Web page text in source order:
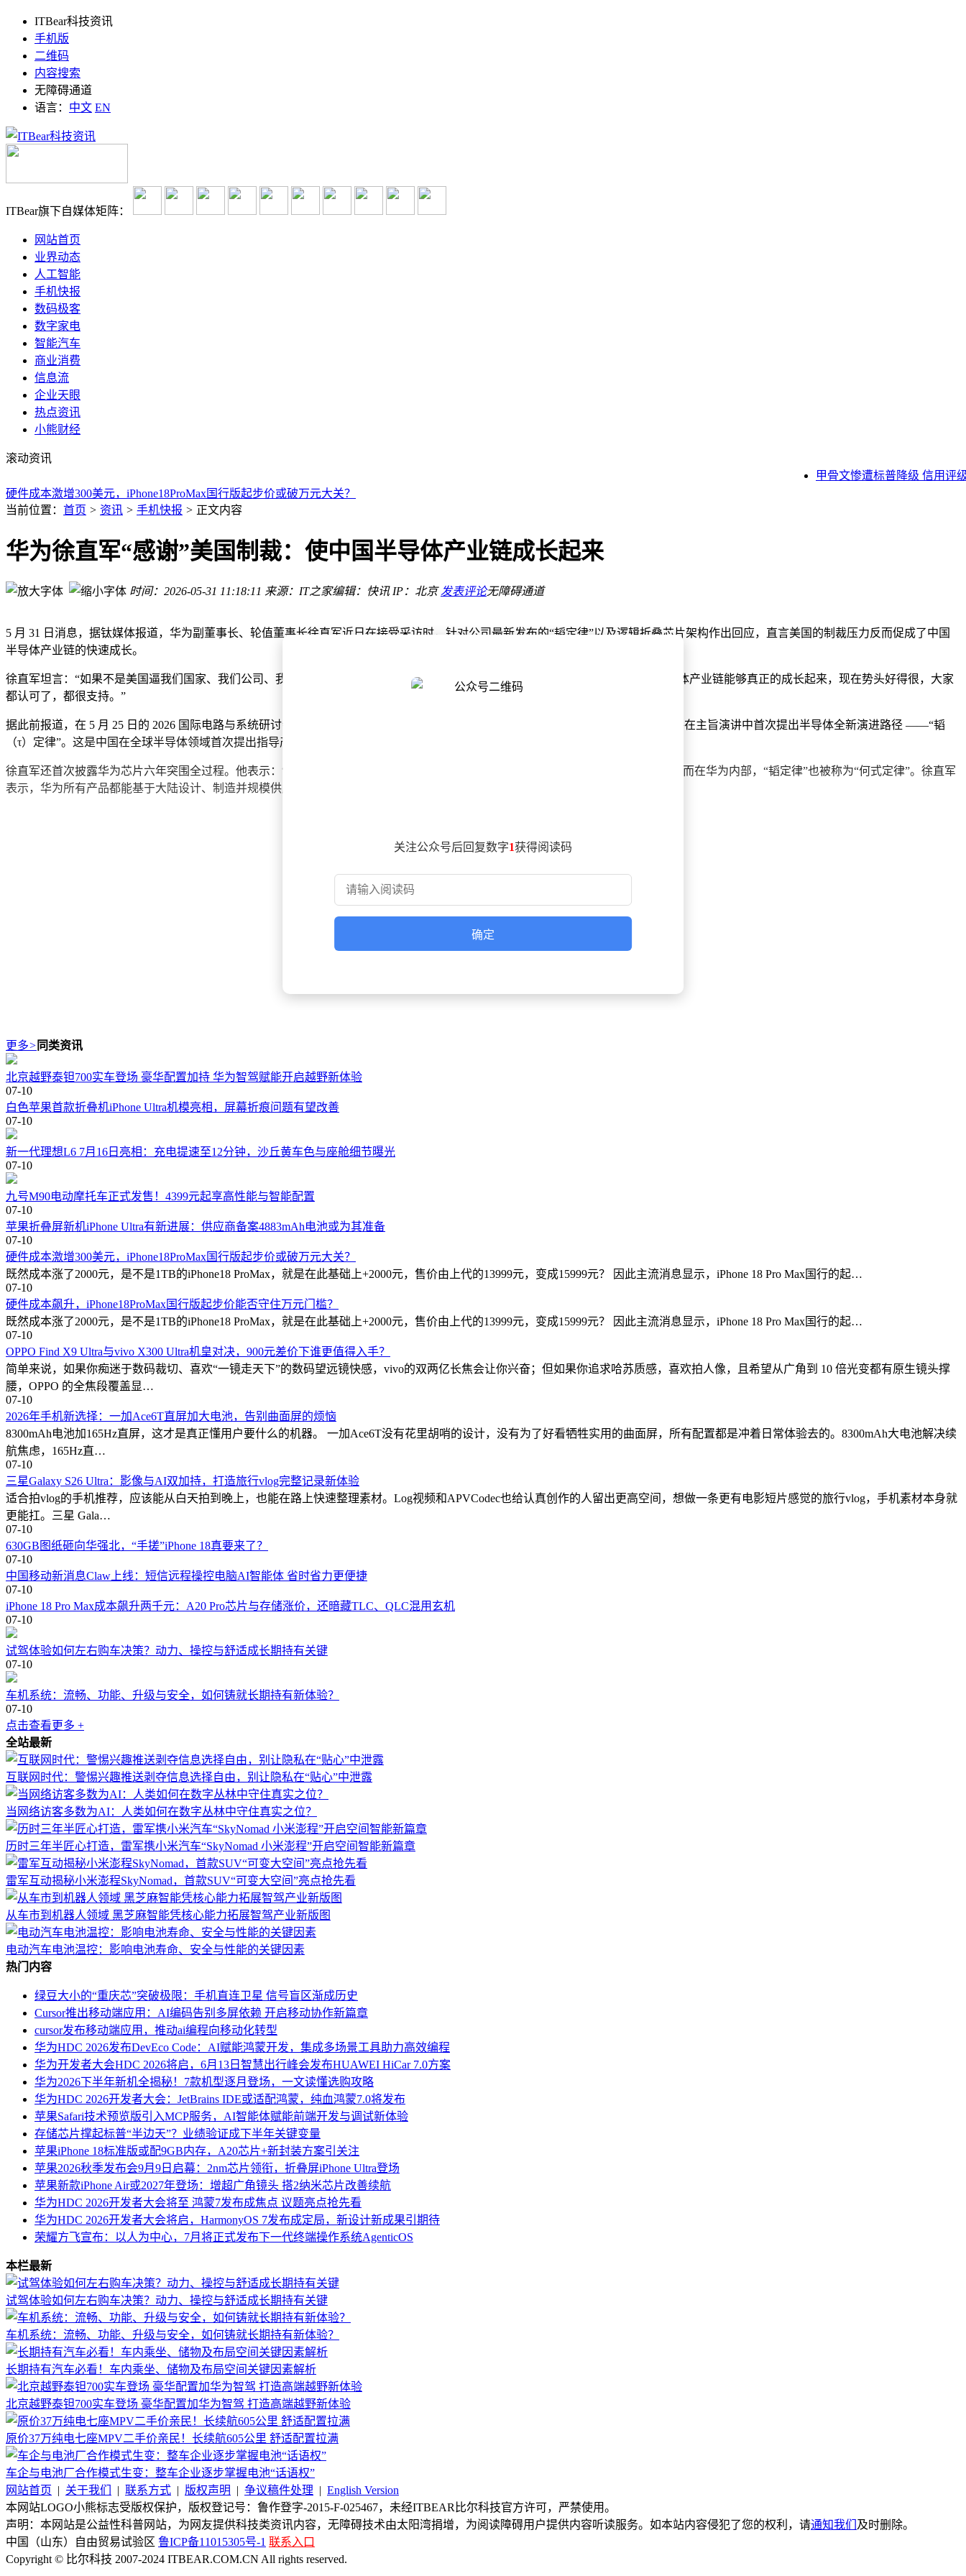
ITBear科技资讯
手机版
二维码
内容搜索
无障碍通道
语言： 中文 EN
ITBear旗下自媒体矩阵：
网站首页
业界动态
人工智能
手机快报
数码极客
数字家电
智能汽车
商业消费
信息流
企业天眼
热点资讯
小熊财经
滚动资讯
甲骨文惨遭标普降级 信用评级
九号M90电动摩托车正式发售！4399元起享高性能与智能配置
硬件成本激增300美元，iPhone18ProMax国行版起步价或破万元大关？
硬件成本飙升，iPhone18ProMax国行版起步价能否守住万元门槛？
2026年手机新选择：一加Ace6T直屏加大电池，告别曲面屏的烦恼
三星Galaxy S26 Ultra：影像与AI双加持，打造旅行vlog完整记录新体验
630GB图纸砸向华强北，“手搓”iPhone 18真要来了？
中国移动新消息Claw上线：短信远程操控电脑AI智能体 省时省力更便捷
九号M90电动摩托车正式发售！4399元起享高性能与智能配置
当前位置： 首页 > 资讯 > 手机快报 > 正文内容
华为徐直军“感谢”美国制裁：使中国半导体产业链成长起来
时间：2026-05-31 11:18:11 来源：IT之家编辑：快讯 IP：北京 发表评论无障碍通道
5 月 31 日消息，据钛媒体报道，华为副董事长、轮值董事长徐直军近日在接受采访时，针对公司最新发布的“韬定律”以及逻辑折叠芯片架构作出回应，直言美国的制裁压力反而促成了中国
半导体产业链的快速成长。
徐直军坦言：“如果不是美国逼我们国家、我们公司、我们产业界，不可能要干一件这样的事，但是也感谢美国，使得我们国家的半导体产业链能够真正的成长起来，现在势头好得很，大家
都认可了，都很支持。”
据此前报道，在 5 月 25 日的 2026 国际电路与系统研讨会上，华为公司董事、半导体业务部总裁何庭波时隔 7 年再次回到公众视野，并在主旨演讲中首次提出半导体全新演进路径 ——“韬
（τ）定律”。这是中国在全球半导体领域首次提出指导产业发展的新原则。
徐直军还首次披露华为芯片六年突围全过程。他表示：“海思在华为是成本中心，不要挣钱，只要华为活得下来，海思就会活得下来。”而在华为内部，“韬定律”也被称为“何式定律”。徐直军
表示，华为所有产品都能基于大陆设计、制造并规模供应，真正实现彻底不依赖。
关注公众号后回复数字1获得阅读码
确定
更多> 同类资讯
北京越野泰钽700实车登场 豪华配置加持 华为智驾赋能开启越野新体验
07-10
白色苹果首款折叠机iPhone Ultra机模亮相，屏幕折痕问题有望改善
07-10
新一代理想L6 7月16日亮相：充电提速至12分钟，沙丘黄车色与座舱细节曝光
07-10
九号M90电动摩托车正式发售！4399元起享高性能与智能配置
07-10
苹果折叠屏新机iPhone Ultra有新进展：供应商备案4883mAh电池或为其准备
07-10
硬件成本激增300美元，iPhone18ProMax国行版起步价或破万元大关？
既然成本涨了2000元，是不是1TB的iPhone18 ProMax，就是在此基础上+2000元，售价由上代的13999元，变成15999元？ 因此主流消息显示，iPhone 18 Pro Max国行的起…
07-10
硬件成本飙升，iPhone18ProMax国行版起步价能否守住万元门槛？
既然成本涨了2000元，是不是1TB的iPhone18 ProMax，就是在此基础上+2000元，售价由上代的13999元，变成15999元？ 因此主流消息显示，iPhone 18 Pro Max国行的起…
07-10
OPPO Find X9 Ultra与vivo X300 Ultra机皇对决，900元差价下谁更值得入手？
简单来说，如果你痴迷于数码裁切、喜欢“一镜走天下”的数码望远镜快感，vivo的双两亿长焦会让你兴奋；但如果你追求哈苏质感，喜欢拍人像，且希望从广角到 10 倍光变都有原生镜头撑
腰，OPPO 的全焦段覆盖显…
07-10
2026年手机新选择：一加Ace6T直屏加大电池，告别曲面屏的烦恼
8300mAh电池加165Hz直屏，这才是真正懂用户要什么的机器。 一加Ace6T没有花里胡哨的设计，没有为了好看牺牲实用的曲面屏，所有配置都是冲着日常体验去的。8300mAh大电池解决续
航焦虑，165Hz直…
07-10
三星Galaxy S26 Ultra：影像与AI双加持，打造旅行vlog完整记录新体验
适合拍vlog的手机推荐，应该能从白天拍到晚上，也能在路上快速整理素材。Log视频和APVCodec也给认真创作的人留出更高空间，想做一条更有电影短片感觉的旅行vlog，手机素材本身就
更能扛。三星 Gala…
07-10
630GB图纸砸向华强北，“手搓”iPhone 18真要来了？
07-10
中国移动新消息Claw上线：短信远程操控电脑AI智能体 省时省力更便捷
07-10
iPhone 18 Pro Max成本飙升两千元：A20 Pro芯片与存储涨价，还暗藏TLC、QLC混用玄机
07-10
试驾体验如何左右购车决策？动力、操控与舒适成长期持有关键
07-10
车机系统：流畅、功能、升级与安全，如何铸就长期持有新体验？
07-10
点击查看更多 +
全站最新
互联网时代：警惕兴趣推送剥夺信息选择自由，别让隐私在“贴心”中泄露
当网络访客多数为AI：人类如何在数字丛林中守住真实之位？
历时三年半匠心打造，雷军携小米汽车“SkyNomad 小米澎程”开启空间智能新篇章
雷军互动揭秘小米澎程SkyNomad，首款SUV“可变大空间”亮点抢先看
从车市到机器人领域 黑芝麻智能凭核心能力拓展智驾产业新版图
电动汽车电池温控：影响电池寿命、安全与性能的关键因素
热门内容
绿豆大小的“重庆芯”突破极限：手机直连卫星 信号盲区渐成历史
Cursor推出移动端应用：AI编码告别多屏依赖 开启移动协作新篇章
cursor发布移动端应用，推动ai编程向移动化转型
华为HDC 2026发布DevEco Code：AI赋能鸿蒙开发，集成多场景工具助力高效编程
华为开发者大会HDC 2026将启，6月13日智慧出行峰会发布HUAWEI HiCar 7.0方案
华为2026下半年新机全揭秘！7款机型逐月登场，一文读懂选购攻略
华为HDC 2026开发者大会：JetBrains IDE或适配鸿蒙，纯血鸿蒙7.0将发布
苹果Safari技术预览版引入MCP服务，AI智能体赋能前端开发与调试新体验
存储芯片撑起标普“半边天”？业绩验证成下半年关键变量
苹果iPhone 18标准版或配9GB内存，A20芯片+新封装方案引关注
苹果2026秋季发布会9月9日启幕：2nm芯片领衔，折叠屏iPhone Ultra登场
苹果新款iPhone Air或2027年登场：增超广角镜头 搭2纳米芯片改善续航
华为HDC 2026开发者大会将至 鸿蒙7发布成焦点 议题亮点抢先看
华为HDC 2026开发者大会将启，HarmonyOS 7发布成定局，新设计新成果引期待
荣耀方飞宣布：以人为中心，7月将正式发布下一代终端操作系统AgenticOS
本栏最新
试驾体验如何左右购车决策？动力、操控与舒适成长期持有关键
车机系统：流畅、功能、升级与安全，如何铸就长期持有新体验？
长期持有汽车必看！车内乘坐、储物及布局空间关键因素解析
北京越野泰钽700实车登场 豪华配置加华为智驾 打造高端越野新体验
原价37万纯电七座MPV二手价亲民！长续航605公里 舒适配置拉满
车企与电池厂合作模式生变：整车企业逐步掌握电池“话语权”
网站首页 | 关于我们 | 联系方式 | 版权声明 | 争议稿件处理 | English Version
本网站LOGO小熊标志受版权保护，版权登记号：鲁作登字-2015-F-025467，未经ITBEAR比尔科技官方许可，严禁使用。
声明：本网站是公益性科普网站，为网友提供科技类资讯内容，无障碍技术由太阳湾捐增，为阅读障碍用户提供内容听读服务。如本站内容侵犯了您的权利，请通知我们 及时删除。
中国（山东）自由贸易试验区 鲁ICP备11015305号-1 联系入口
Copyright © 比尔科技 2007-2024 ITBEAR.COM.CN All rights reserved.